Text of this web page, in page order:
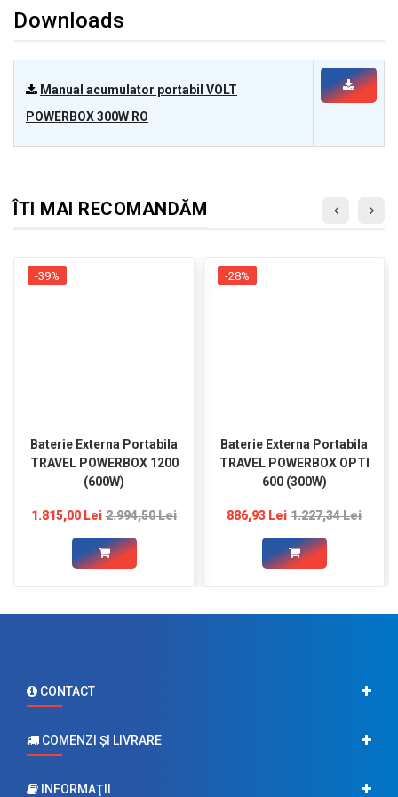
Downloads
Manual acumulator portabil VOLT
POWERBOX 300W RO
ÎTI MAI RECOMANDĂM
Baterie Externa Portabila
TRAVEL POWERBOX 1200
(600W)
1.815,00 Lei 2.994,50 Lei
-39%
Baterie Externa Portabila
TRAVEL POWERBOX OPTI
600 (300W)
886,93 Lei 1.227,34 Lei
-28%
CONTACT
COMENZI ŞI LIVRARE
INFORMAŢII